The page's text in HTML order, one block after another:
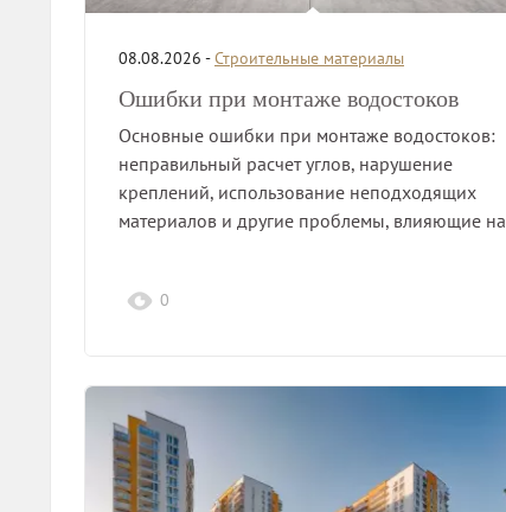
08.08.2026 -Строительные материалы
Ошибки при монтаже водостоков
Основные ошибки при монтаже водостоков:
неправильный расчет углов, нарушение
креплений, использование неподходящих
материалов и другие проблемы, влияющие на
0